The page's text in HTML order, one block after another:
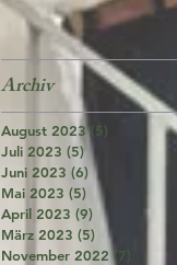
Archiv
August 2023 (5) 5 Beiträge
Juli 2023 (5)5 Beiträge
Juni 2023 (6) 6 Beiträge
Mai 2023 (5) 5 Beiträge
April 2023 (9) 9 Beiträge
März 2023 (5) 5 Beiträge
November 2022 (7)